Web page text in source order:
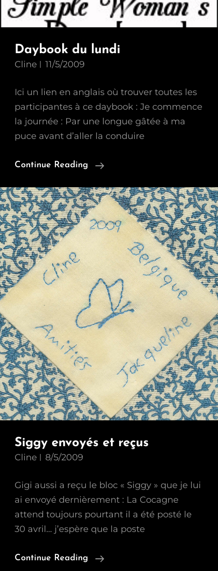
Daybook du lundi
Cline 11/5/2009
Ici un lien en anglais où trouver toutes les
participantes à ce daybook : Je commence
la journée : Par une longue gâtée à ma
puce avant d’aller la conduire
Continue Reading
Daybook
Lundi
Siggy envoyés et reçus
Cline 8/5/2009
Gigi aussi a reçu le bloc « Siggy » que je lui
ai envoyé dernièrement : La Cocagne
attend toujours pourtant il a été posté le
30 avril… j’espère que la poste
Continue Reading
Siggy